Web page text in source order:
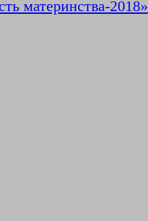
материнства-2018»